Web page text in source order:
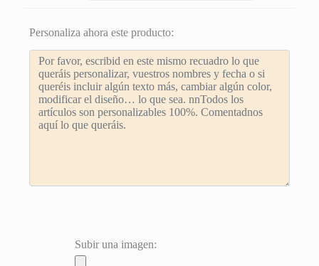
25,00€
hasta
56,00€
Personaliza ahora este producto:
Subir una imagen: